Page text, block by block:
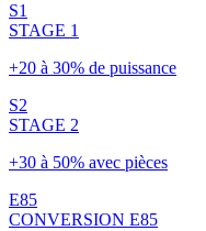
S1
STAGE 1
+20 à 30% de puissance
S2
STAGE 2
+30 à 50% avec pièces
E85
CONVERSION E85